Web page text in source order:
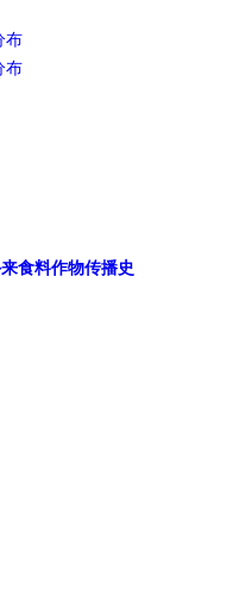
布
布
食料作物传播史